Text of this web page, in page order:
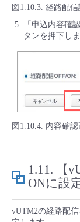
図1.10.3. 経路配
「申込内容確
タンを押下しま
図1.10.4. 内容確認
1.11.
【
ONに設
vUTM2の経路配